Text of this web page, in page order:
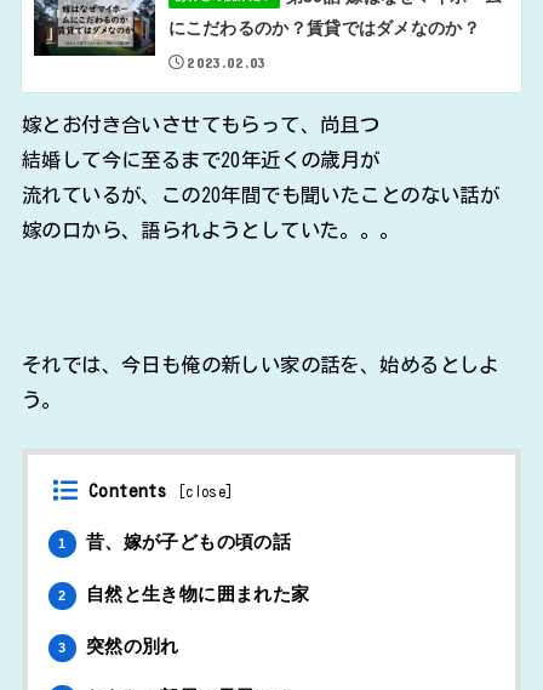
にこだわるのか？賃貸ではダメなのか？
2023.02.03
嫁とお付き合いさせてもらって、尚且つ
結婚して今に至るまで20年近くの歳月が
流れているが、この20年間でも聞いたことのない話が
嫁の口から、語られようとしていた。。。
それでは、今日も俺の新しい家の話を、始めるとしよ
う。
Contents close
1 昔、嫁が子どもの頃の話
2 自然と生き物に囲まれた家
3 突然の別れ